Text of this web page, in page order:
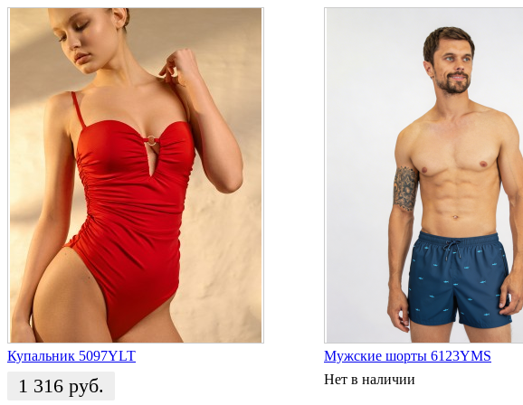
Купальник 5097YLT
1 316 руб.
Мужские шорты 6123YMS
Нет в наличии